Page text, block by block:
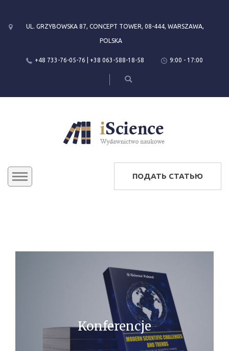
UL. GRZYBOWSKA 87, CONCEPT TOWER, 08-444, WARSZAWA,
POLSKA
+48 733-76-05-76 | +38 063-588-18-58 9:00 - 17:00
ПОДАТЬ СТАТЬЮ
Konferencje